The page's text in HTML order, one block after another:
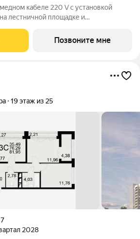
кабеле 220 V с установкой
лестничной площадке и
откосов дверных и оконных
стояков
Позвоните мне
19 этаж из 25
7
2028